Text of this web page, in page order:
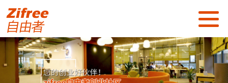
首页
关于我们